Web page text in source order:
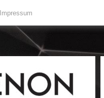
Impressum